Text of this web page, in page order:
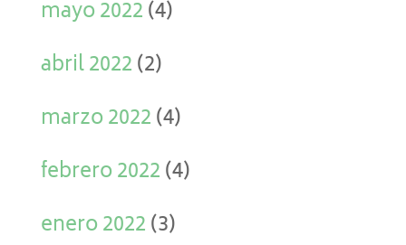
mayo 2022(4)
abril 2022(2)
marzo 2022(4)
febrero 2022(4)
enero 2022(3)